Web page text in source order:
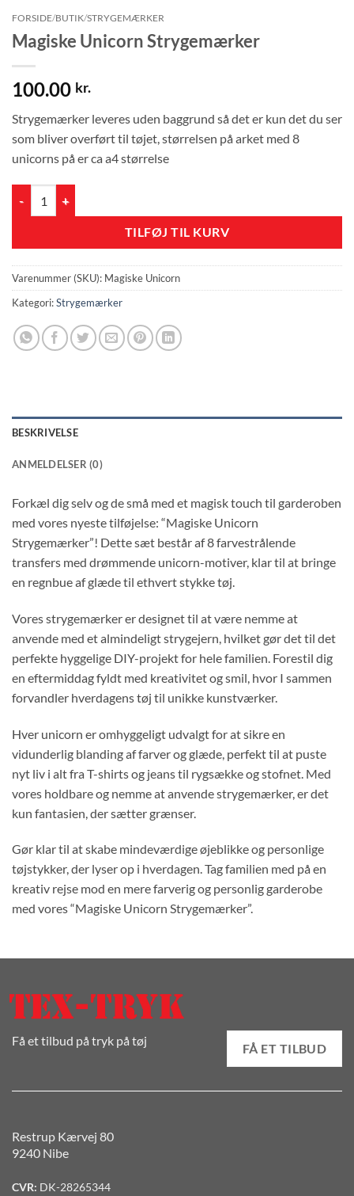
FORSIDE/BUTIK/STRYGEMÆRKER
Magiske Unicorn Strygemærker
100.00 kr.
Strygemærker leveres uden baggrund så det er kun det du ser
som bliver overført til tøjet, størrelsen på arket med 8
unicorns på er ca a4 størrelse
TILFØJ TIL KURV
Varenummer (SKU): Magiske Unicorn
Kategori:Strygemærker
BESKRIVELSE
ANMELDELSER (0)
Forkæl dig selv og de små med et magisk touch til garderoben
med vores nyeste tilføjelse: “Magiske Unicorn
Strygemærker”! Dette sæt består af 8 farvestrålende
transfers med drømmende unicorn-motiver, klar til at bringe
en regnbue af glæde til ethvert stykke tøj.
Vores strygemærker er designet til at være nemme at
anvende med et almindeligt strygejern, hvilket gør det til det
perfekte hyggelige DIY-projekt for hele familien. Forestil dig
en eftermiddag fyldt med kreativitet og smil, hvor I sammen
forvandler hverdagens tøj til unikke kunstværker.
Hver unicorn er omhyggeligt udvalgt for at sikre en
vidunderlig blanding af farver og glæde, perfekt til at puste
nyt liv i alt fra T-shirts og jeans til rygsække og stofnet. Med
vores holdbare og nemme at anvende strygemærker, er det
kun fantasien, der sætter grænser.
Gør klar til at skabe mindeværdige øjeblikke og personlige
tøjstykker, der lyser op i hverdagen. Tag familien med på en
kreativ rejse mod en mere farverig og personlig garderobe
med vores “Magiske Unicorn Strygemærker”.
Få et tilbud på tryk på tøj
FÅ ET TILBUD
Restrup Kærvej 80
9240 Nibe
CVR: DK-28265344